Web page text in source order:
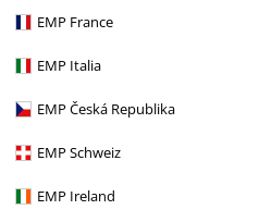
EMP France
EMP Italia
EMP Česká Republika
EMP Schweiz
EMP Ireland
am: Freitag, 25.03.2022
XL